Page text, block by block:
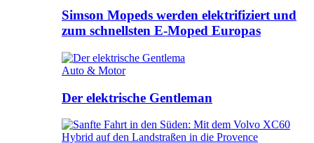
Simson Mopeds werden elektrifiziert und
zum schnellsten E-Moped Europas
Auto & Motor
Der elektrische Gentleman